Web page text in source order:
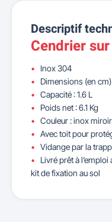
Descriptif
Cendrier
Inox 304
Dimensions (en cm)
Capacité : 1.6 L
Poids net : 6.1 Kg
Couleur : inox miroir
Avec toit pour
Vidange par la
Livré prêt à
kit de fixation au sol